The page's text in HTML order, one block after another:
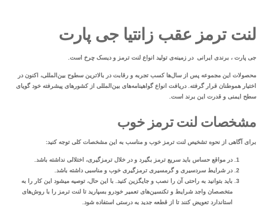
لنت ترمز عقب زانتیا جی پارت
جی پارت ، برندی ایرانی در زمینه‌ی تولید انواع لنت ترمز و دیسک چرخ است.
محصولات این مجموعه پس از سال‌ها کسب تجربه و رقابت در بالاترین سطوح بین‌المللی، اکنون در
اختیار هموطنان قرار گرفته. دریافت انواع گواهینامه‌های بین‌المللی از کشورهای پیشرفته خود گویای
سطح ایمنی و قدرت این برند است.
مشخصات لنت ترمز خوب
برای آگاهی از نحوه تشخیص لنت ترمز خوب و مناسب به این مشخصات کلی توجه کنید:
در مواقع حساس باید سریع ترمز بگیرد و در خلال ترمزگیری، اختلالی نداشته باشد.
در شرایط سردسیری و گرمسیری ترمزگیری خوب و مناسبی داشته باشد.
باید بتوانید به راحتی آن را نصب و جایگزین کنید. با این حال، توصیه می­شود این کار را به
متخصصان واجد شرایط و تکنسین‌­های تعمیر خودرو بسپارید تا لنت ترمز را با روش­‌های
استاندارد تعویض کنند تا از قطعه جدید به درستی استفاده شود.